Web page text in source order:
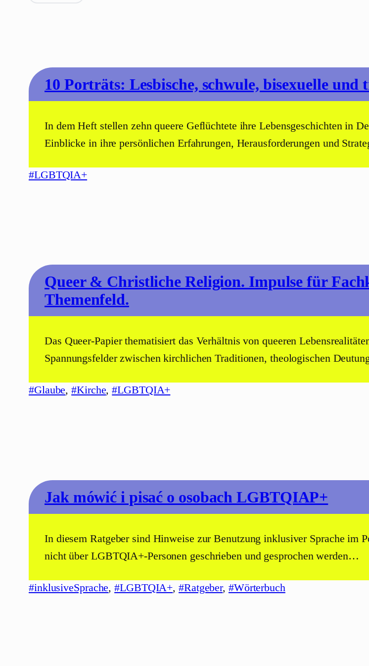
10 Porträts: Lesbische, schwule, bisexuelle
In dem Heft stellen zehn queere Geflüchtete ihre Lebensgeschichten in
Einblicke in ihre persönlichen Erfahrungen, Herausforderungen und
#LGBTQIA+
Queer & Christliche Religion. Impulse für
Themenfeld.
Das Queer-Papier thematisiert das Verhältnis von queeren
Spannungsfelder zwischen kirchlichen Traditionen, theologischen
#Glaube, #Kirche, #LGBTQIA+
Jak mówić i pisać o osobach LGBTQIAP+
In diesem Ratgeber sind Hinweise zur Benutzung inklusiver Sprache im
nicht über LGBTQIA+-Personen geschrieben und gesprochen werden…
#inklusiveSprache, #LGBTQIA+, #Ratgeber, #Wörterbuch